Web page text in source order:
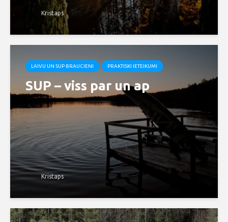
Kristaps
LAIVU UN SUP BRAUCIENI PRAKTISKI IETEIKUMI
SUP – viss par un ap
Kristaps